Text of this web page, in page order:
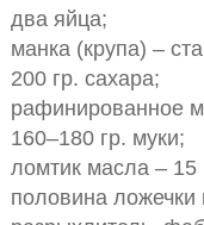
два яйца;
манка (крупа) –
200 гр. сахара;
рафинированное
160–180 гр. муки;
ломтик масла – 15
половина ложечки